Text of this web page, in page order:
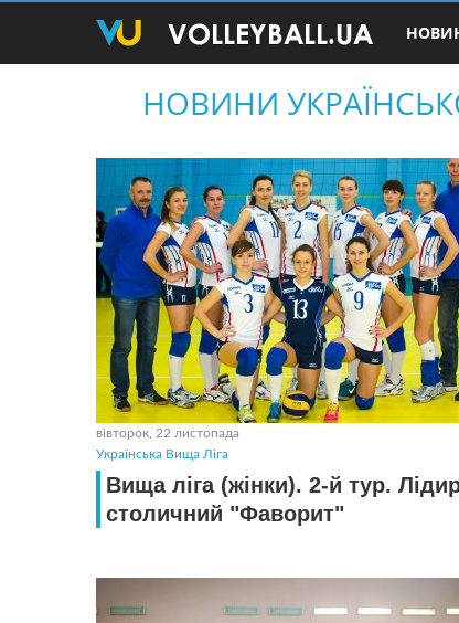
НОВИНИ
вівторок, 22 листопада
Українська Вища Ліга
Вища ліга (жінки). 2-й тур.
столичний "Фаворит"